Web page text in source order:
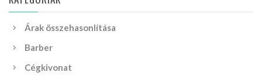
Árak összehasonlítása
Barber
Cégkivonat